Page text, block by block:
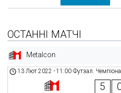
ОСТАННІ МАТЧІ
Metalcon
Футзал.
13 Лют 2022 -11:00
5